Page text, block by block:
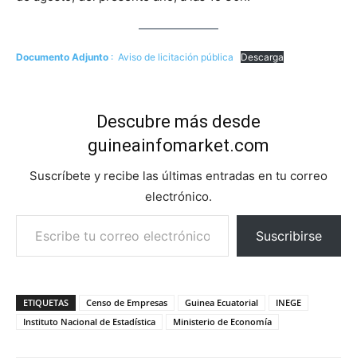
Documento Adjunto : Aviso de licitación pública Descarga
Descubre más desde
guineainfomarket.com
Suscríbete y recibe las últimas entradas en tu correo
electrónico.
Escribe tu correo electrónico…
Suscribirse
ETIQUETAS Censo de Empresas Guinea Ecuatorial
INEGE
Instituto Nacional de Estadística
Ministerio de Economía